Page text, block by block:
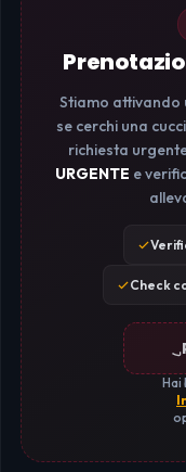
Stiamo attivando
se cerchi una
richiesta
URGENTE e
Check
Hai